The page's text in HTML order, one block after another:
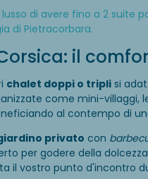
di avere fino a 2 suite
di Pietracorbara.
il
chalet doppi o tripli si
come mini-villaggi,
al contempo di
privato con
per godere della
il vostro punto d'incontro